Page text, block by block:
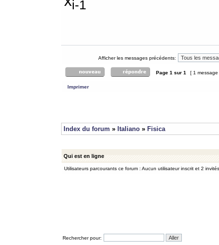
i-1
Afficher les messages précédents:
Page 1 sur 1 [ 1
Imprimer
Index du forum » Italiano » Fisica
Qui est en ligne
Utilisateurs parcourants ce forum : Aucun utilisateur inscrit et 2 invités
Rechercher pour: